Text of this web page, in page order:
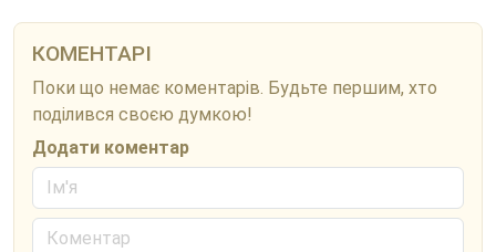
КОМЕНТАРІ
Поки що немає коментарів. Будьте першим, хто
поділився своєю думкою!
Додати коментар